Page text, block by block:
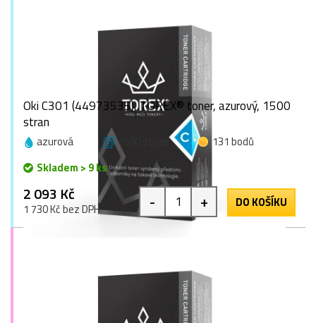
Oki C301 (44973535), TOREX® toner, azurový, 1500
stran
azurová 1500 stran
131 bodů
Skladem > 9 ks
2 093 Kč
1 730 Kč bez DPH - + DO KOŠÍKU